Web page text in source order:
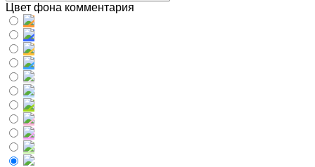
Цвет фона комментария